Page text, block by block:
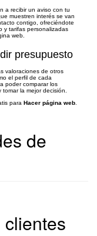
presupuesto
a recibir un aviso con tu
muestren interés se van
contigo, ofreciéndote
y tarifas personalizadas
web.
valoraciones de otros
el perfil de cada
poder comparar los
la mejor decisión.
para Hacer página web
de